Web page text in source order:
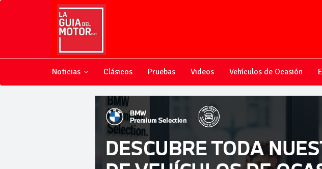
Noticias Clásicos Pruebas Videos Vehículos de Ocasión